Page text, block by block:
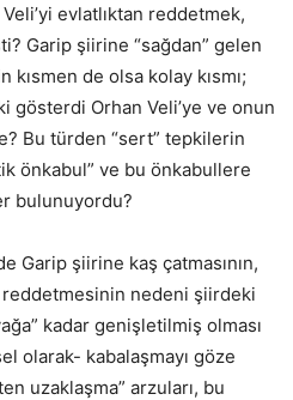
evlatlıktan reddetmek,
Garip şiirine “sağdan” gelen
de olsa kolay kısmı;
gösterdi Orhan Veli’ye ve onun
Bu türden “sert” tepkilerin
önkabul” ve bu önkabullere
bulunuyordu?
Garip şiirine kaş çatmasının,
reddetmesinin nedeni şiirdeki
kadar genişletilmiş olması
olarak- kabalaşmayı göze
uzaklaşma” arzuları, bu